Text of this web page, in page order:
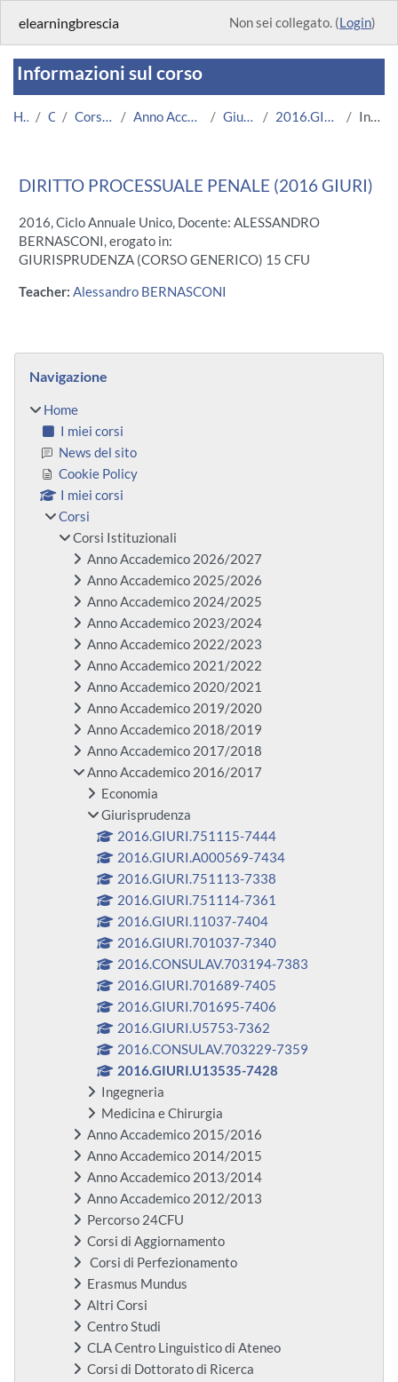
elearningbrescia Non sei collegato. (Login)
Informazioni sul corso
Home Corsi Corsi Istituzionali Anno Accademico 2016/2017 Giurisprudenza 2016.GIURI.U13535-7428 Introduzione
DIRITTO PROCESSUALE PENALE (2016 GIURI)
2016, Ciclo Annuale Unico, Docente: ALESSANDRO
BERNASCONI, erogato in:
GIURISPRUDENZA (CORSO GENERICO) 15 CFU
Teacher: Alessandro BERNASCONI
Blocchi
Navigazione
Home
I miei corsi
News del sito
Cookie Policy
I miei corsi
Corsi
Corsi Istituzionali
Anno Accademico 2026/2027
Anno Accademico 2025/2026
Anno Accademico 2024/2025
Anno Accademico 2023/2024
Anno Accademico 2022/2023
Anno Accademico 2021/2022
Anno Accademico 2020/2021
Anno Accademico 2019/2020
Anno Accademico 2018/2019
Anno Accademico 2017/2018
Anno Accademico 2016/2017
Economia
Giurisprudenza
2016.GIURI.751115-7444
2016.GIURI.A000569-7434
2016.GIURI.751113-7338
2016.GIURI.751114-7361
2016.GIURI.11037-7404
2016.GIURI.701037-7340
2016.CONSULAV.703194-7383
2016.GIURI.701689-7405
2016.GIURI.701695-7406
2016.GIURI.U5753-7362
2016.CONSULAV.703229-7359
2016.GIURI.U13535-7428
Ingegneria
Medicina e Chirurgia
Anno Accademico 2015/2016
Anno Accademico 2014/2015
Anno Accademico 2013/2014
Anno Accademico 2012/2013
Percorso 24CFU
Corsi di Aggiornamento
Corsi di Perfezionamento
Erasmus Mundus
Altri Corsi
Centro Studi
CLA Centro Linguistico di Ateneo
Corsi di Dottorato di Ricerca